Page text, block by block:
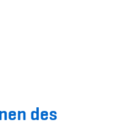
des